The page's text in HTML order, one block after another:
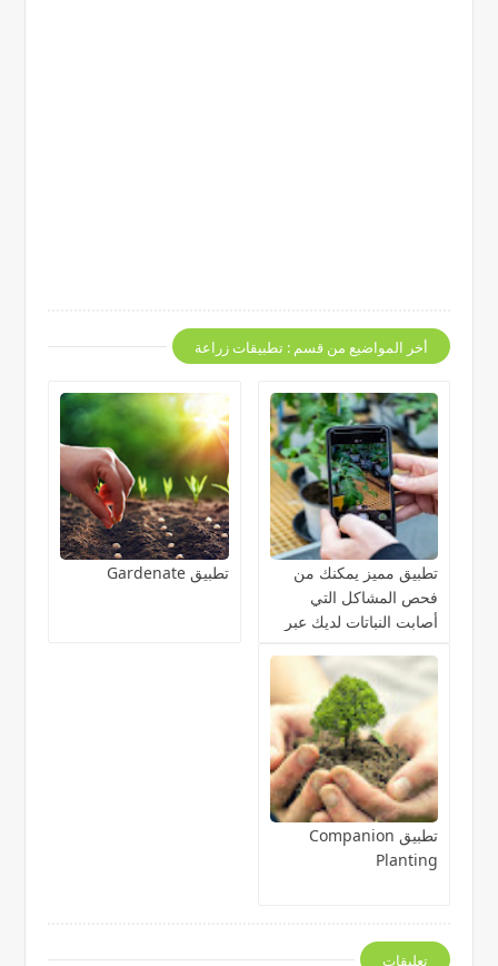
أخر المواضيع من قسم : تطبيقات زراعة
تطبيق مميز يمكنك من
فحص المشاكل التي
أصابت النباتات لديك عبر
تطبيق Gardenate
تطبيق Companion
Planting
تعليقات